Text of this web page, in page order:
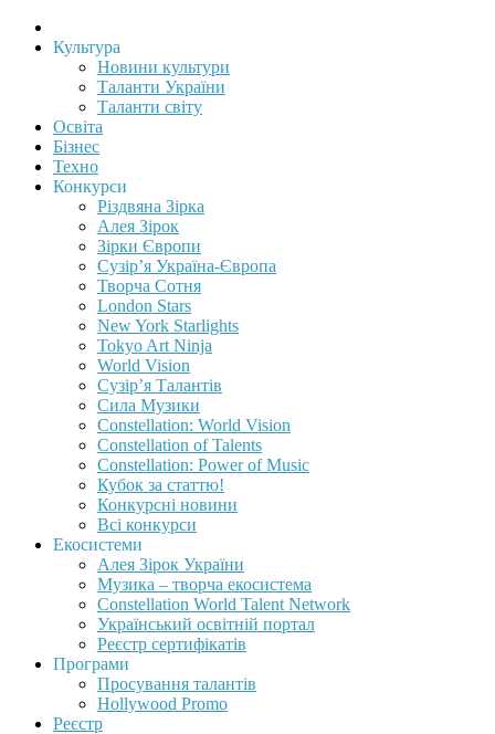
Культура
Новини культури
Таланти України
Таланти світу
Освіта
Бізнес
Техно
Конкурси
Різдвяна Зірка
Алея Зірок
Зірки Європи
Сузір’я Україна-Європа
Творча Сотня
London Stars
New York Starlights
Tokyo Art Ninja
World Vision
Сузір’я Талантів
Сила Музики
Constellation: World Vision
Constellation of Talents
Constellation: Power of Music
Кубок за статтю!
Конкурсні новини
Всі конкурси
Екосистеми
Алея Зірок України
Музика – творча екосистема
Constellation World Talent Network
Український освітній портал
Реєстр сертифікатів
Програми
Просування талантів
Hollywood Promo
Реєстр